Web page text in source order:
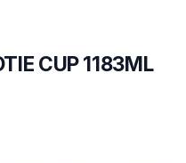
CUP 1183ML